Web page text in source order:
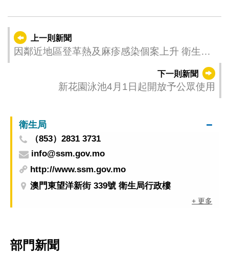
上一則新聞
因鄰近地區登革熱及麻疹感染個案上升 衛生局
下一則新聞
新花園泳池4月1日起開放予公眾使用
衛生局
（853）2831 3731
info@ssm.gov.mo
http://www.ssm.gov.mo
澳門東望洋新街 339號 衛生局行政樓
+ 更多
部門新聞